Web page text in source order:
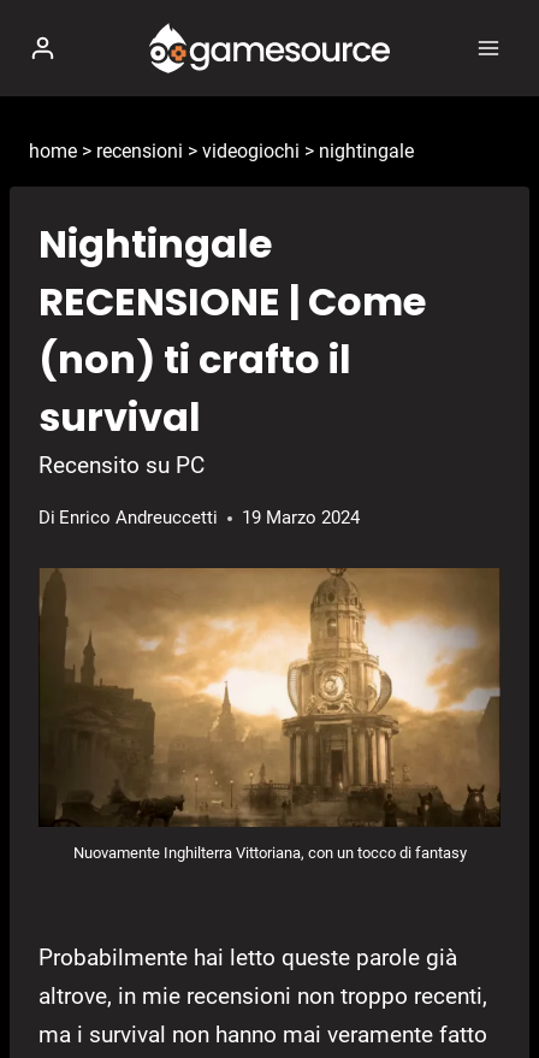
contenuto
home > recensioni > videogiochi > nightingale
Nightingale
RECENSIONE | Come
(non) ti crafto il
survival
Recensito su PC
Di Enrico Andreuccetti 19 Marzo 2024
Nuovamente Inghilterra Vittoriana, con un tocco di fantasy
Probabilmente hai letto queste parole già
altrove, in mie recensioni non troppo recenti,
ma i survival non hanno mai veramente fatto